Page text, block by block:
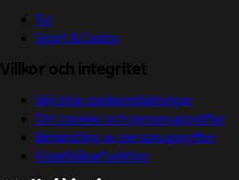
Tur
Sport & Casino
Villkor och integritet
Välj dina cookieinställningar
Om cookies och personuppgifter
Behandling av personuppgifter
Visselblåsarfunktion